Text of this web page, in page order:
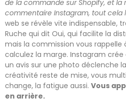
de la commande sur Shopify, et la
commentaire Instagram, tout cela
web se révèle vite indispensable,
Ruche qui dit Oui, qui facilite la
mais la commission vous rappelle
calculez la marge. Instagram
un avis sur une photo déclenche
créativité reste de mise, vous
change, la fatigue aussi. Vous
en arrière.